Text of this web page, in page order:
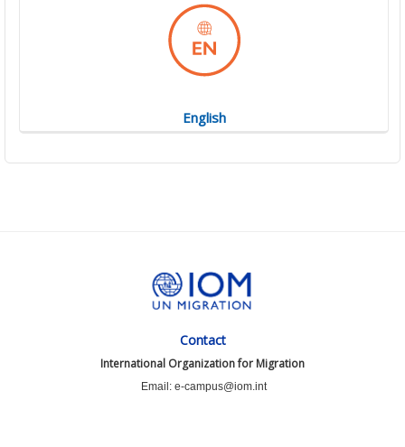
English
Contact
International Organization for Migration
Email: e-campus@iom.int